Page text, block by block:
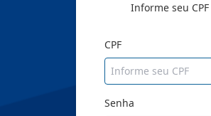
Informe seu
CPF
Senha